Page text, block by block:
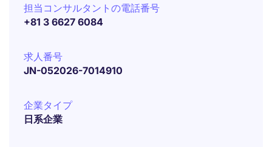
担当コンサルタントの電話番号
+81 3 6627 6084
求人番号
JN-052026-7014910
企業タイプ
日系企業